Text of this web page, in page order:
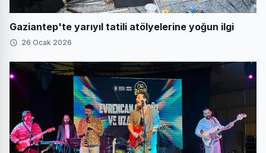
Gaziantep'te yarıyıl tatili atölyelerine yoğun ilgi
26 Ocak 2026